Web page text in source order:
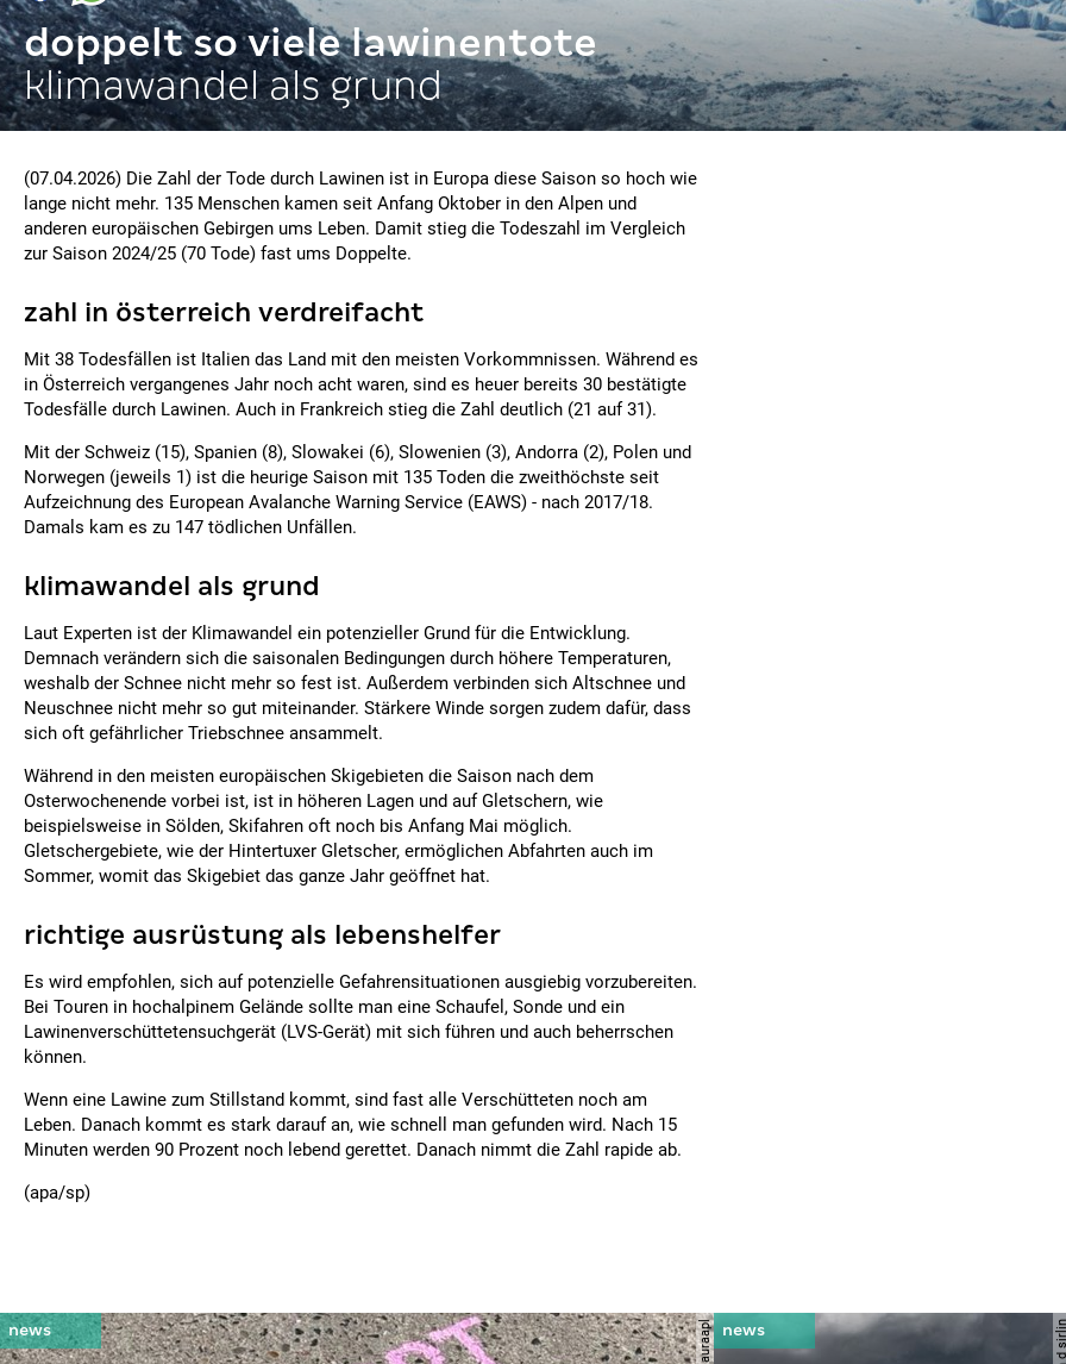
doppelt so viele lawinentote
klimawandel als grund
(07.04.2026) Die Zahl der Tode durch Lawinen ist in Europa diese Saison so hoch wie
lange nicht mehr. 135 Menschen kamen seit Anfang Oktober in den Alpen und
anderen europäischen Gebirgen ums Leben. Damit stieg die Todeszahl im Vergleich
zur Saison 2024/25 (70 Tode) fast ums Doppelte.
zahl in österreich verdreifacht
Mit 38 Todesfällen ist Italien das Land mit den meisten Vorkommnissen. Während es
in Österreich vergangenes Jahr noch acht waren, sind es heuer bereits 30 bestätigte
Todesfälle durch Lawinen. Auch in Frankreich stieg die Zahl deutlich (21 auf 31).
Mit der Schweiz (15), Spanien (8), Slowakei (6), Slowenien (3), Andorra (2), Polen und
Norwegen (jeweils 1) ist die heurige Saison mit 135 Toden die zweithöchste seit
Aufzeichnung des European Avalanche Warning Service (EAWS) - nach 2017/18.
Damals kam es zu 147 tödlichen Unfällen.
klimawandel als grund
Laut Experten ist der Klimawandel ein potenzieller Grund für die Entwicklung.
Demnach verändern sich die saisonalen Bedingungen durch höhere Temperaturen,
weshalb der Schnee nicht mehr so fest ist. Außerdem verbinden sich Altschnee und
Neuschnee nicht mehr so gut miteinander. Stärkere Winde sorgen zudem dafür, dass
sich oft gefährlicher Triebschnee ansammelt.
Während in den meisten europäischen Skigebieten die Saison nach dem
Osterwochenende vorbei ist, ist in höheren Lagen und auf Gletschern, wie
beispielsweise in Sölden, Skifahren oft noch bis Anfang Mai möglich.
Gletschergebiete, wie der Hintertuxer Gletscher, ermöglichen Abfahrten auch im
Sommer, womit das Skigebiet das ganze Jahr geöffnet hat.
richtige ausrüstung als lebenshelfer
Es wird empfohlen, sich auf potenzielle Gefahrensituationen ausgiebig vorzubereiten.
Bei Touren in hochalpinem Gelände sollte man eine Schaufel, Sonde und ein
Lawinenverschüttetensuchgerät (LVS-Gerät) mit sich führen und auch beherrschen
können.
Wenn eine Lawine zum Stillstand kommt, sind fast alle Verschütteten noch am
Leben. Danach kommt es stark darauf an, wie schnell man gefunden wird. Nach 15
Minuten werden 90 Prozent noch lebend gerettet. Danach nimmt die Zahl rapide ab.
(apa/sp)